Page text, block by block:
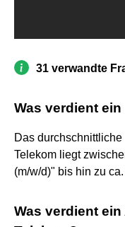
31 verwandte
Was verdient
Das
Telekom liegt
(m/w/d)" bis hin zu
Was verdient